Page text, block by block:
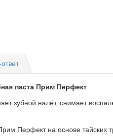
паста Прим Перфект
зубной налёт, снимает
Перфект на основе тайских